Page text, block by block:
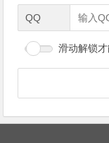
QQ
滑动解锁